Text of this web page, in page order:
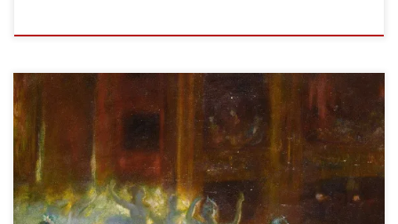
Le Ballet signé ‘Gaston La Touche’ (en bas à gauche)huile sur toile
61 x 60cm (24 x 23 5/8in). Cette scène charmante date […]